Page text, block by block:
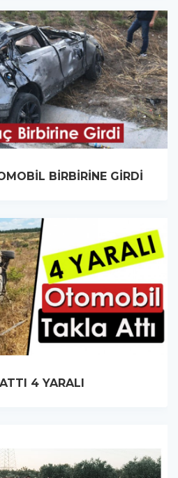
BİRBİRİNE GİRDİ
4 YARALI